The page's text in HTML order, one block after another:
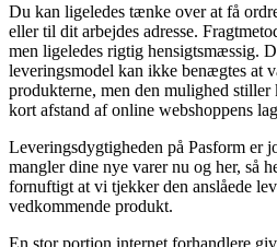
Du kan ligeledes tænke over at få
eller til dit arbejdes adresse.
men ligeledes rigtig hensigtsmæssig.
leveringsmodel kan ikke benægtes at
produkterne, men den mulighed
kort afstand af online webshoppens
Leveringsdygtigheden på Pasform er
mangler dine nye varer nu og her, så
fornuftigt at vi tjekker den anslåede
vedkommende produkt.
En stor portion internet forhandlere